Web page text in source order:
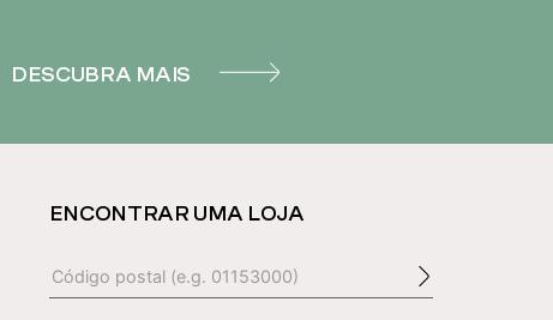
DESCUBRA MAIS
ENCONTRAR UMA LOJA